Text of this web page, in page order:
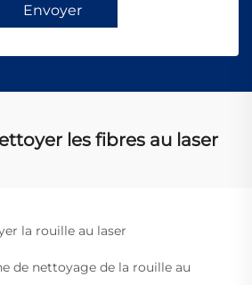
Envoyer
les fibres au laser
la rouille au laser
de nettoyage de la rouille au